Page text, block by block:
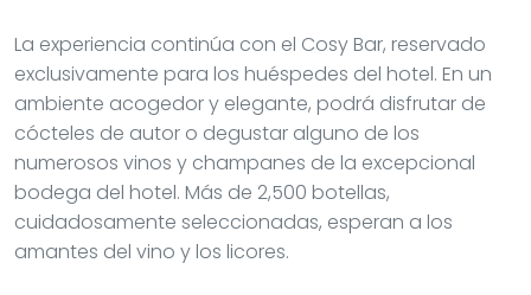
La experiencia continúa con el Cosy Bar, reservado
exclusivamente para los huéspedes del hotel. En un
ambiente acogedor y elegante, podrá disfrutar de
cócteles de autor o degustar alguno de los
numerosos vinos y champanes de la excepcional
bodega del hotel. Más de 2,500 botellas,
cuidadosamente seleccionadas, esperan a los
amantes del vino y los licores.